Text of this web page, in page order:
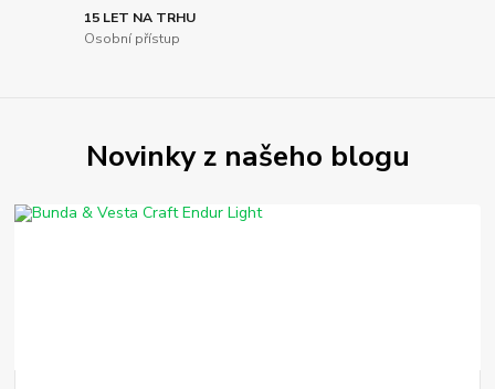
15 LET NA TRHU
Osobní přístup
Novinky z našeho blogu